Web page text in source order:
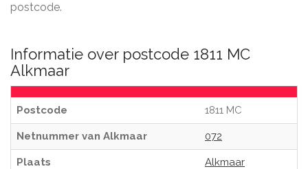
postcode.
Informatie over postcode 1811 MC
Alkmaar
Postcode 1811 MC
Netnummer van Alkmaar 072
Plaats Alkmaar